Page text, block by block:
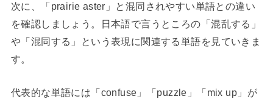
次に、「prairie aster」と混同されやすい単語との違い
を確認しましょう。日本語で言うところの「混乱する」
や「混同する」という表現に関連する単語を見ていきま
す。
代表的な単語には「confuse」「puzzle」「mix up」が